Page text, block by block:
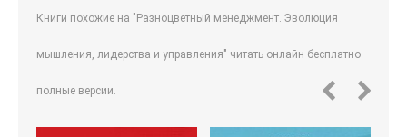
Книги похожие на "Разноцветный менеджмент. Эволюция
мышления, лидерства и управления" читать онлайн бесплатно
полные версии.